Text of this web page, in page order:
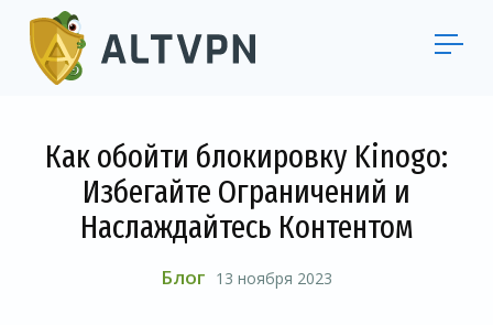
Как обойти блокировку Kinogo:
Избегайте Ограничений и
Наслаждайтесь Контентом
Блог 13 ноября 2023